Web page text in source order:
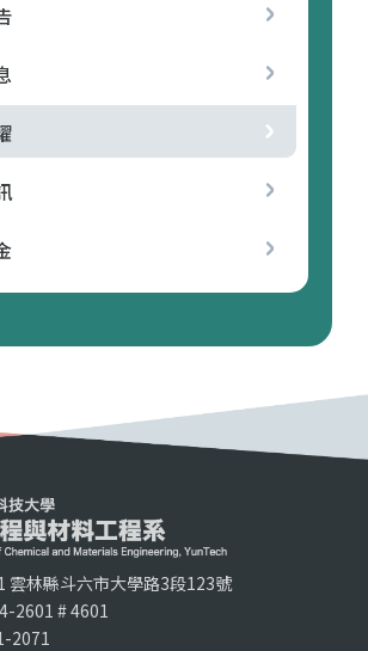
雲林縣斗六市大學路3段123號
2601 # 4601
2071